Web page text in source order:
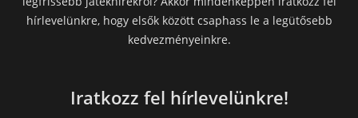
hírlevelünkre, hogy elsők között csaphass le a legütősebb
kedvezményeinkre.
Iratkozz fel hírlevelünkre!